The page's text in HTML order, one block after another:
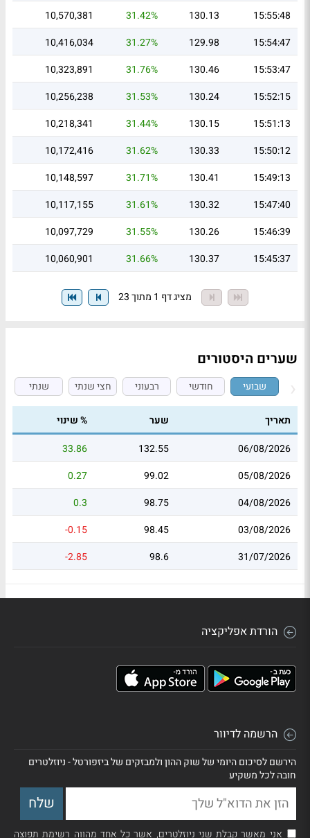
15:55:48
130.13
31.42%
10,570,381
15:54:47
129.98
31.27%
10,416,034
15:53:47
130.46
31.76%
10,323,891
15:52:15
130.24
31.53%
10,256,238
15:51:13
130.15
31.44%
10,218,341
15:50:12
130.33
31.62%
10,172,416
15:49:13
130.41
31.71%
10,148,597
15:47:40
130.32
31.61%
10,117,155
15:46:39
130.26
31.55%
10,097,729
15:45:37
130.37
31.66%
10,060,901
מציג דף 1 מתוך 23
שערים היסטורים
שבועי חודשי רבעוני חצי שנתי שנתי
תאריך שער
% שינוי
06/08/2026
132.55
33.86
05/08/2026
99.02
0.27
04/08/2026
98.75
0.3
03/08/2026
98.45
-0.15
31/07/2026
98.6
-2.85
הורדת אפליקציה
הרשמה לדיוור
הירשם לסיכום היומי של שוק ההון ולמבזקים של ביזפורטל - ניוזלטרים
חובה לכל משקיע
אני מאשר קבלת שני ניוזלטרים, אשר כל אחד מהווה רשימת תפוצה